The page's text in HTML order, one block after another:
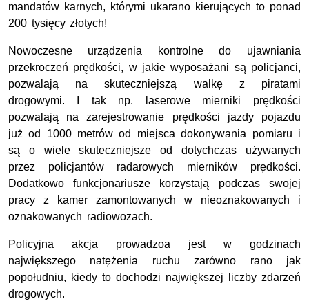
mandatów karnych, którymi ukarano kierujących to ponad
200 tysięcy złotych!
Nowoczesne urządzenia kontrolne do ujawniania
przekroczeń prędkości, w jakie wyposażani są policjanci,
pozwalają na skuteczniejszą walkę z piratami
drogowymi. I tak np. laserowe mierniki prędkości
pozwalają na zarejestrowanie prędkości jazdy pojazdu
już od 1000 metrów od miejsca dokonywania pomiaru i
są o wiele skuteczniejsze od dotychczas używanych
przez policjantów radarowych mierników prędkości.
Dodatkowo funkcjonariusze korzystają podczas swojej
pracy z kamer zamontowanych w nieoznakowanych i
oznakowanych radiowozach.
Policyjna akcja prowadzoa jest w godzinach
największego natężenia ruchu zarówno rano jak
popołudniu, kiedy to dochodzi największej liczby zdarzeń
drogowych.